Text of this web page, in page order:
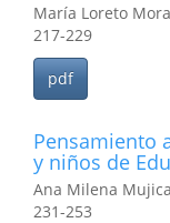
María Loreto
217-229
pdf
Pensamiento
y niños de
Ana Milena
231-253